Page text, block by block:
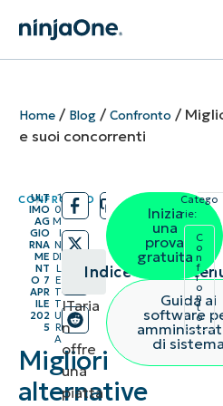
Home/ Blog/ Confronto/
e suoi concorrenti
CONFRONTO
/
ULT
IMO
AG
GIO
RNA
ME
NT
O 7
APR
ILE
202
5
/
1
0
M
I
N
DI
L
E
T
T
U
R
A
Migliori
alternative
Indice dei
Riepilogo
Comprendere
l’RMM
ITaria
n
offre
una
piatta
Inizia
una
prova
gratuita
Guida ai
software
di sistema
Catego
rie:
C
o
n
f
r
o
n
t
o